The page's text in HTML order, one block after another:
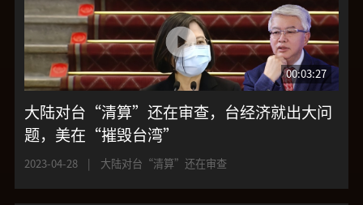
00:03:27
大陆对台“清算”还在审查，台经济就出大问
题，美在“摧毁台湾”
2023-04-28 | 大陆对台“清算”还在审查